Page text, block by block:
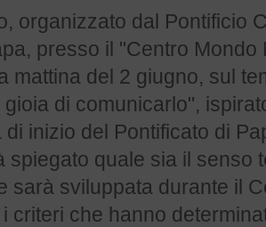
organizzato dal Pontificio
presso il "Centro
mattina del 2 giugno, sul
di comunicarlo",
inizio del Pontificato di
spiegato quale sia il
sarà sviluppata durante il
criteri che hanno